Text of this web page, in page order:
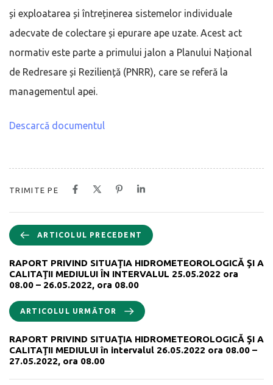
și exploatarea și întreținerea sistemelor individuale
adecvate de colectare și epurare ape uzate. Acest act
normativ este parte a primului jalon a Planului Național
de Redresare și Reziliență (PNRR), care se referă la
managementul apei.
Descarcă documentul
TRIMITE PE
ARTICOLUL PRECEDENT
RAPORT PRIVIND SITUAŢIA HIDROMETEOROLOGICĂ ŞI A
CALITAŢII MEDIULUI ÎN INTERVALUL 25.05.2022 ora
08.00 – 26.05.2022, ora 08.00
ARTICOLUL URMĂTOR
RAPORT PRIVIND SITUAŢIA HIDROMETEOROLOGICĂ ŞI A
CALITAŢII MEDIULUI în intervalul 26.05.2022 ora 08.00 –
27.05.2022, ora 08.00